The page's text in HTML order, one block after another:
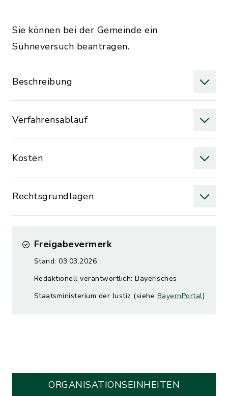
Sie können bei der Gemeinde ein
Sühneversuch beantragen.
Beschreibung
Verfahrensablauf
Kosten
Rechtsgrundlagen
Freigabevermerk
Stand: 03.03.2026
Redaktionell verantwortlich: Bayerisches
Staatsministerium der Justiz (siehe BayernPortal)
ORGANISATIONS­EINHEITEN